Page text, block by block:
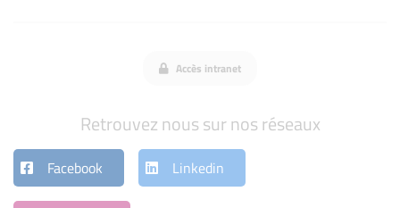
Accès intranet
Retrouvez nous sur nos réseaux
Facebook Linkedin